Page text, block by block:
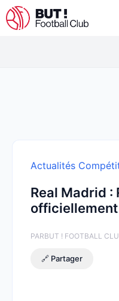
Aller
au
Actualités
Real Madrid :
PARBUT ! FOOTBALL
🔗 Partager